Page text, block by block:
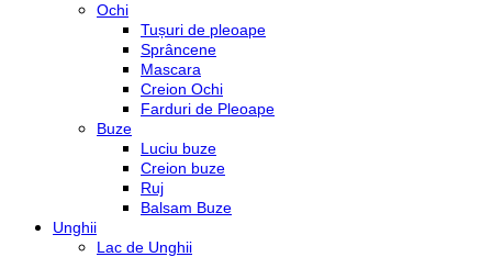
Ochi
Tușuri de pleoape
Sprâncene
Mascara
Creion Ochi
Farduri de Pleoape
Buze
Luciu buze
Creion buze
Ruj
Balsam Buze
Unghii
Lac de Unghii